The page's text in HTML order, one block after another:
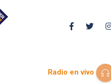
Radio en vivo